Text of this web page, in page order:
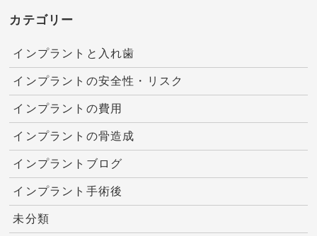
カテゴリー
インプラントと入れ歯
インプラントの安全性・リスク
インプラントの費用
インプラントの骨造成
インプラントブログ
インプラント手術後
未分類